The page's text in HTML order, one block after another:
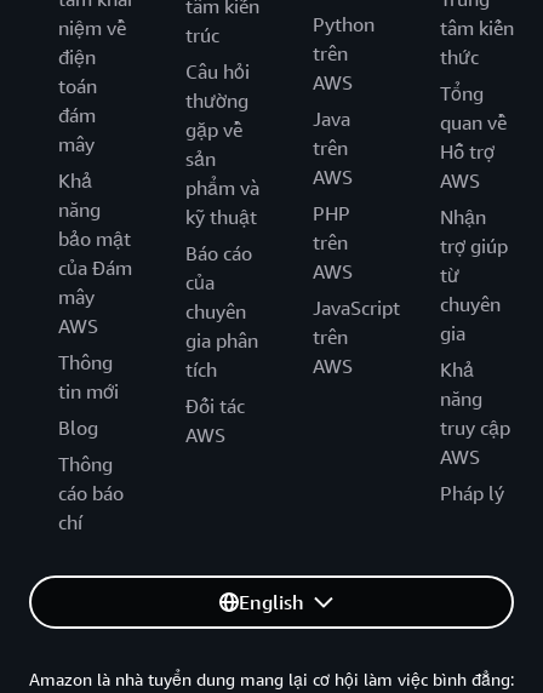
niệm về
điện
toán
đám
mây
Khả
năng
bảo mật
của Đám
mây
AWS
Thông
tin mới
Blog
Thông
cáo báo
chí
tâm kiến
trúc
Câu hỏi
thường
gặp về
sản
phẩm và
kỹ thuật
Báo cáo
của
chuyên
gia phân
tích
Đối tác
AWS
Python
trên
AWS
Java
trên
AWS
PHP
trên
AWS
JavaScript
trên
AWS
tâm kiến
thức
Tổng
quan về
Hỗ trợ
AWS
Nhận
trợ giúp
từ
chuyên
gia
Khả
năng
truy cập
AWS
Pháp lý
English
Amazon là nhà tuyển dung mang lại cơ hội làm việc bình đẳng: